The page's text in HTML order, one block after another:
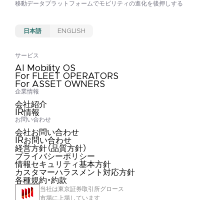
移動データプラットフォームでモビリティの進化を後押しする
日本語 ENGLISH
サービス
AI Mobility OS
For FLEET OPERATORS
For ASSET OWNERS
企業情報
会社紹介
IR情報
お問い合わせ
会社お問い合わせ
IRお問い合わせ
経営方針（品質方針）
プライバシーポリシー
情報セキュリティ基本方針
カスタマーハラスメント対応方針
各種規約・約款
当社は東京証券取引所グロース
市場に上場しています